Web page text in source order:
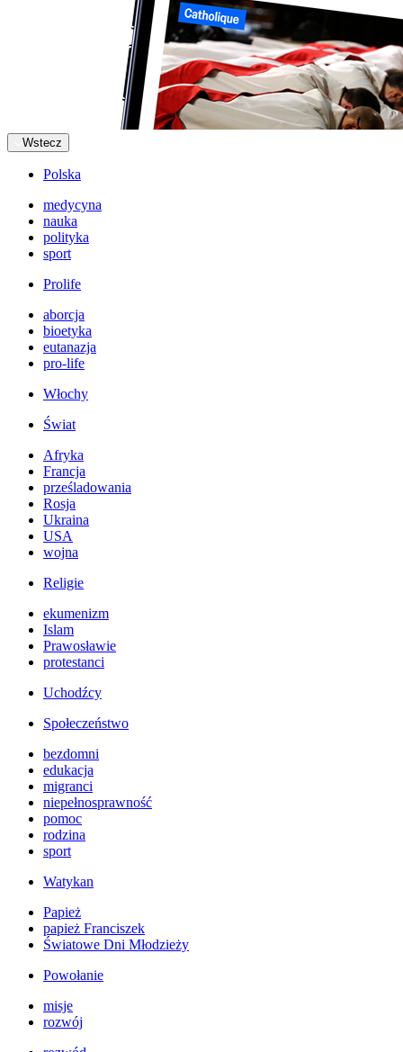
Wstecz
Polska
medycyna
nauka
polityka
sport
Prolife
aborcja
bioetyka
eutanazja
pro-life
Włochy
Świat
Afryka
Francja
prześladowania
Rosja
Ukraina
USA
wojna
Religie
ekumenizm
Islam
Prawosławie
protestanci
Uchodźcy
Społeczeństwo
bezdomni
edukacja
migranci
niepełnosprawność
pomoc
rodzina
sport
Watykan
Papież
papież Franciszek
Światowe Dni Młodzieży
Powołanie
misje
rozwój